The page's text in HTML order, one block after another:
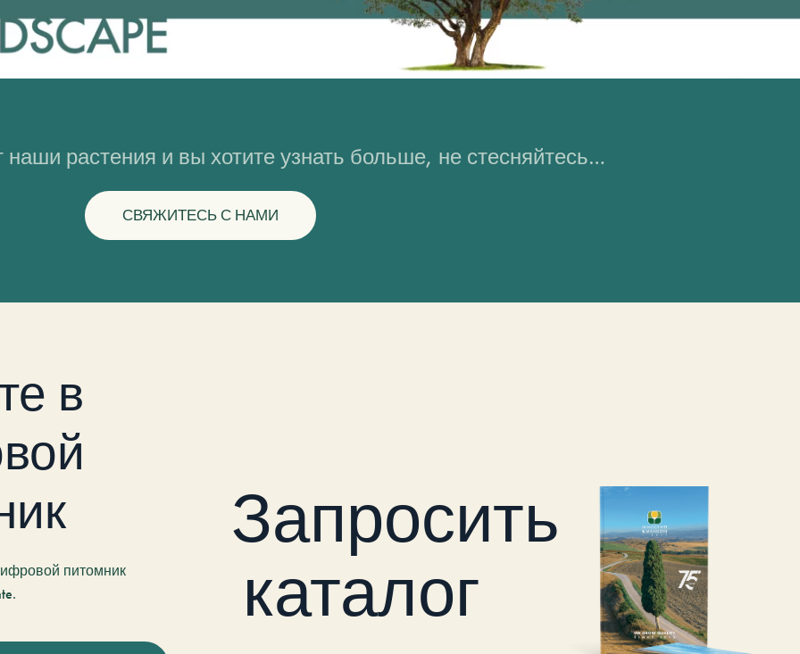
растения и вы хотите узнать больше, не стесняйтесь…
СВЯЖИТЕСЬ С НАМИ
в
питомник
Запросить
каталог